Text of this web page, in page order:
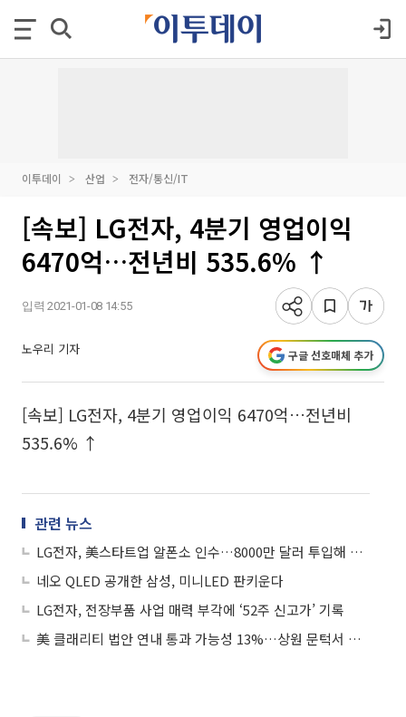
이투데이 산업 전자/통신/IT
[속보] LG전자, 4분기 영업이익
6470억…전년비 535.6% ↑
입력 2021-01-08 14:55
노우리 기자 구글 선호매체 추가
[속보] LG전자, 4분기 영업이익 6470억…전년비
535.6% ↑
관련 뉴스
LG전자, 美스타트업 알폰소 인수…8000만 달러 투입해 SW 강화 초석
네오 QLED 공개한 삼성, 미니LED 판키운다
LG전자, 전장부품 사업 매력 부각에 ‘52주 신고가’ 기록
美 클래리티 법안 연내 통과 가능성 13%…상원 문턱서 제동